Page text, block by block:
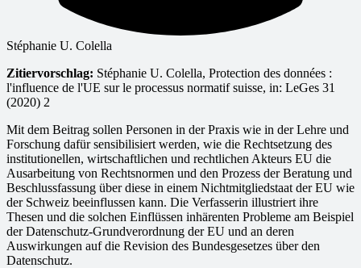
Stéphanie U. Colella
Zitiervorschlag: Stéphanie U. Colella, Protection des données :
l'influence de l'UE sur le processus normatif suisse, in: LeGes 31
(2020) 2
Mit dem Beitrag sollen Personen in der Praxis wie in der Lehre und
Forschung dafür sensibilisiert werden, wie die Rechtsetzung des
institutionellen, wirtschaftlichen und rechtlichen Akteurs EU die
Ausarbeitung von Rechtsnormen und den Prozess der Beratung und
Beschlussfassung über diese in einem Nichtmitgliedstaat der EU wie
der Schweiz beeinflussen kann. Die Verfasserin illustriert ihre
Thesen und die solchen Einflüssen inhärenten Probleme am Beispiel
der Datenschutz-Grundverordnung der EU und an deren
Auswirkungen auf die Revision des Bundesgesetzes über den
Datenschutz.